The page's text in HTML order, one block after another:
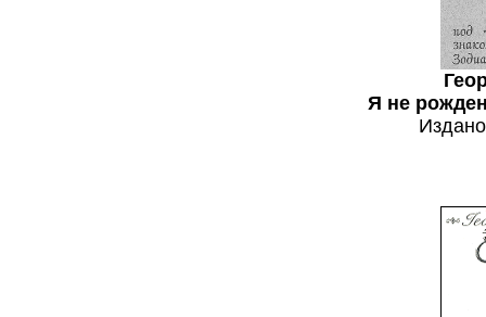
Я не